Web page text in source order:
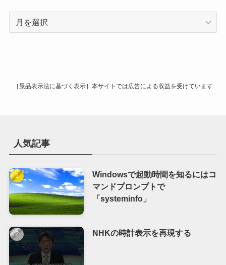
［景品表示法に基づく表示］本サイトでは広告による収益を受けています
人気記事
Windowsで起動時間を知るにはコ
マンドプロンプトで
「systeminfo」
NHKの時計表示を再現する